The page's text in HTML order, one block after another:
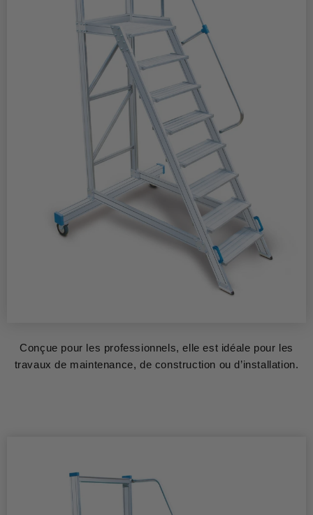
Conçue pour les professionnels, elle est idéale pour les
travaux de maintenance, de construction ou d’installation.